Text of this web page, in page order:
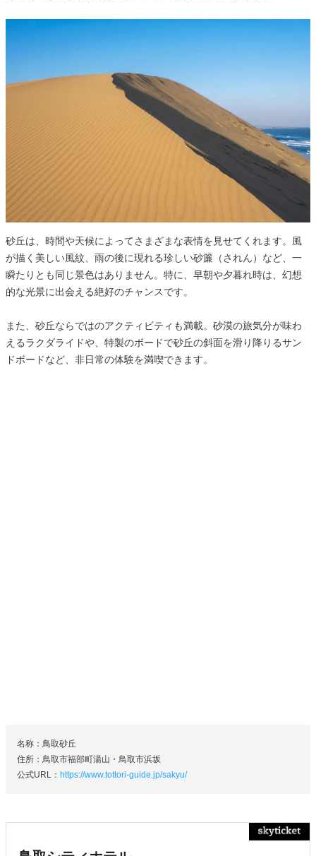
砂丘は、時間や天候によってさまざまな表情を見せてくれます。風
が描く美しい風紋、雨の後に現れる珍しい砂簾（されん）など、一
瞬たりとも同じ景色はありません。特に、早朝や夕暮れ時は、幻想
的な光景に出会える絶好のチャンスです。
また、砂丘ならではのアクティビティも満載。砂漠の旅気分が味わ
えるラクダライドや、特製のボードで砂丘の斜面を滑り降りるサン
ドボードなど、非日常の体験を満喫できます。
名称：鳥取砂丘
住所：鳥取市福部町湯山・鳥取市浜坂
公式URL： https://www.tottori-guide.jp/sakyu/